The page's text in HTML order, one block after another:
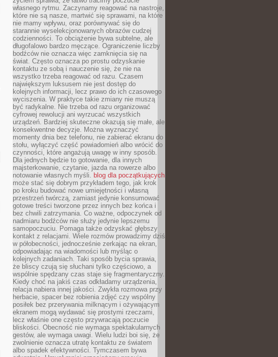
własnego rytmu. Zaczynamy reagować na nastroje,
które nie są nasze, martwić się sprawami, na które
nie mamy wpływu, oraz porównywać się do
starannie wyselekcjonowanych obrazów cudzej
codzienności. To obciążenie bywa subtelne, ale
długofalowo bardzo męczące. Ograniczenie liczby
bodźców nie oznacza więc zamknięcia się na
świat. Często oznacza po prostu odzyskanie
kontaktu ze sobą i nauczenie się, że nie na
wszystko trzeba reagować od razu. Czasem
największym luksusem nie jest dostęp do
kolejnych informacji, lecz prawo do ich czasowego
wyciszenia. W praktyce takie zmiany nie muszą
być radykalne. Nie trzeba od razu organizować
cyfrowej rewolucji ani wyrzucać wszystkich
urządzeń. Bardziej skuteczne okazują się małe, ale
konsekwentne decyzje. Można wyznaczyć
momenty dnia bez telefonu, nie zabierać ekranu do
stołu, wyłączyć część powiadomień albo wrócić do
czynności, które angażują uwagę w inny sposób.
Dla jednych będzie to gotowanie, dla innych
majsterkowanie, czytanie, jazda na rowerze albo
notowanie własnych myśli. blog dla początkujących
może stać się dobrym przykładem tego, jak krok
po kroku budować nowe umiejętności i własną
przestrzeń twórczą, zamiast jedynie konsumować
gotowe treści tworzone przez innych bez końca i
bez chwili zatrzymania. Co ważne, odpoczynek od
nadmiaru bodźców nie służy jedynie lepszemu
samopoczuciu. Pomaga także odzyskać głębszy
kontakt z relacjami. Wiele rozmów prowadzimy dziś
w półobecności, jednocześnie zerkając na ekran,
odpowiadając na wiadomości lub myśląc o
kolejnych zadaniach. Taki sposób bycia sprawia,
że bliscy czują się słuchani tylko częściowo, a
wspólnie spędzany czas staje się fragmentaryczny.
Kiedy choć na jakiś czas odkładamy urządzenia,
relacja nabiera innej jakości. Zwykła rozmowa przy
herbacie, spacer bez robienia zdjęć czy wspólny
posiłek bez przerywania milknącym i ożywającym
ekranem mogą wydawać się prostymi rzeczami,
lecz właśnie one często przywracają poczucie
bliskości. Obecność nie wymaga spektakularnych
gestów, ale wymaga uwagi. Wielu ludzi boi się, że
zwolnienie oznacza utratę kontaktu ze światem
albo spadek efektywności. Tymczasem bywa